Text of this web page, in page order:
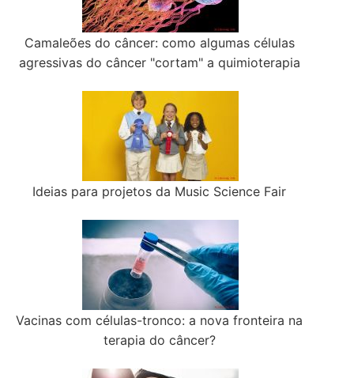
Camaleões do câncer: como algumas células
agressivas do câncer "cortam" a quimioterapia
Ideias para projetos da Music Science Fair
Vacinas com células-tronco: a nova fronteira na
terapia do câncer?